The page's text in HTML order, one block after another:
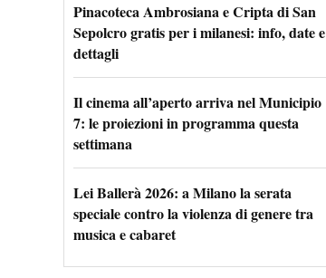
Pinacoteca Ambrosiana e Cripta di San
Sepolcro gratis per i milanesi: info, date e
dettagli
Il cinema all’aperto arriva nel Municipio
7: le proiezioni in programma questa
settimana
Lei Ballerà 2026: a Milano la serata
speciale contro la violenza di genere tra
musica e cabaret